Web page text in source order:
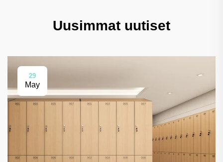
Uusimmat uutiset
29
May